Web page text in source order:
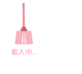
載入中...